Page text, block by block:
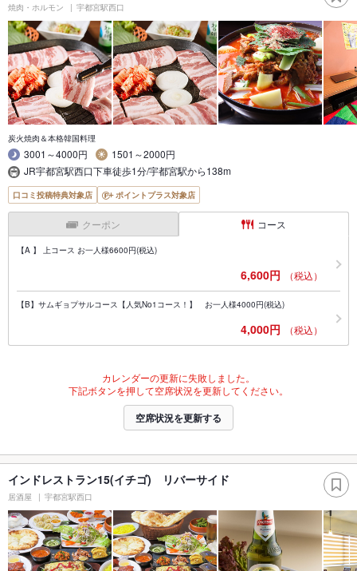
焼肉・ホルモン 宇都宮駅西口
炭火焼肉＆本格韓国料理
3001～4000円
1501～2000円
JR宇都宮駅西口下車徒歩1分/宇都宮駅から138m
口コミ投稿特典対象店 ポイントプラス対象店
クーポン コース
【A 】 上コース お一人様6600円(税込)
6,600円 （税込）
【B】サムギョプサルコース【人気No1コース！】 お一人様4000円(税込)
4,000円 （税込）
カレンダーの更新に失敗しました。
下記ボタンを押して空席状況を更新してください。
空席状況を更新する
インドレストラン15(イチゴ) リバーサイド
居酒屋 宇都宮駅西口